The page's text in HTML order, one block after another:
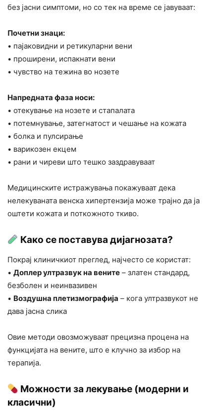
без јасни симптоми, но со тек на време се јавуваат:
Почетни знаци:
• пајаковидни и ретикуларни вени
• проширени, испакнати вени
• чувство на тежина во нозете
Напредната фаза носи:
• отекување на нозете и стапалата
• потемнување, затегнатост и чешање на кожата
• болка и пулсирање
• варикозен екцем
• рани и чиреви што тешко заздравуваат
Медицинските истражувања покажуваат дека
нелекуваната венска хипертензија може трајно да ја
оштети кожата и поткожното ткиво.
Како се поставува дијагнозата?
Покрај клиничкиот преглед, најчесто се користат:
• Доплер ултразвук на вените – златен стандард,
безболен и неинвазивен
• Воздушна плетизмографија – кога ултразвукот не
дава јасна слика
Овие методи овозможуваат прецизна процена на
функцијата на вените, што е клучно за избор на
терапија.
Можности за лекување (модерни и
класични)